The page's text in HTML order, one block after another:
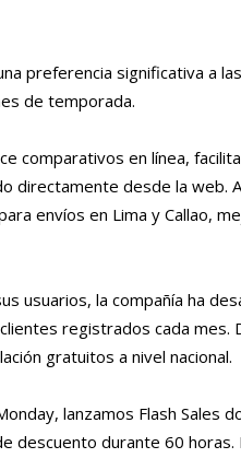
preferencia significativa a
de temporada.
comparativos en línea,
directamente desde la web.
envíos en Lima y Callao,
usuarios, la compañía ha
registrados cada mes.
gratuitos a nivel nacional.
lanzamos Flash Sales
descuento durante 60 horas.